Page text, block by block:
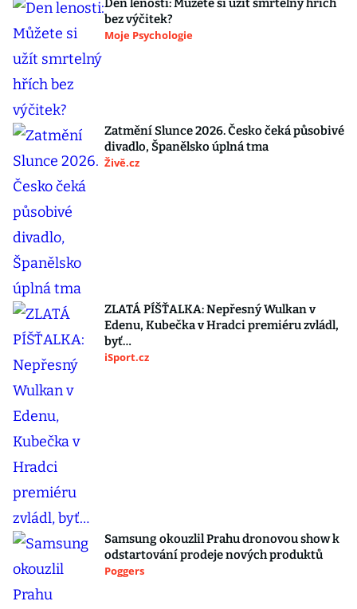
Den lenosti: Můžete si užít smrtelný hřích
bez výčitek?
Moje Psychologie
Zatmění Slunce 2026. Česko čeká působivé
divadlo, Španělsko úplná tma
Živě.cz
ZLATÁ PÍŠŤALKA: Nepřesný Wulkan v
Edenu, Kubečka v Hradci premiéru zvládl,
byť…
iSport.cz
Samsung okouzlil Prahu dronovou show k
odstartování prodeje nových produktů
Poggers